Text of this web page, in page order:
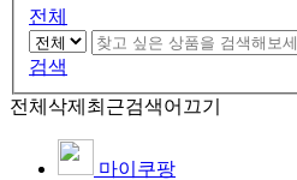
전체
검색
전체삭제 최근검색어끄기
마이쿠팡